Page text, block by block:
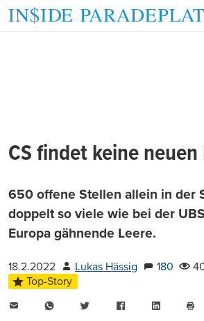
CS findet keine
650 offene Stellen allein in der
doppelt so viele wie bei der
Europa gähnende Leere.
18.2.2022 Lukas Hässig 180
Top-Story
WhatsAppTwitter FacebookLinkedIn